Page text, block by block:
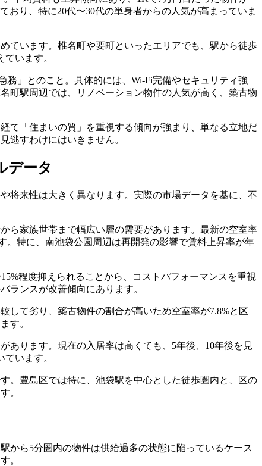
り、特に20代〜30代の単身者からの人気が高まっていま
ています。椎名町や要町といったエリアでも、駅から徒歩
います。
」とのこと。具体的には、Wi-Fi完備やセキュリティ強
町駅周辺では、リノベーション物件の人気が高く、築古物
て「住まいの質」を重視する傾向が強まり、単なる立地だ
逃すわけにはいきません。
データ
将来性は大きく異なります。実際の市場データを基に、不
ら家族世帯まで幅広い層の需要があります。最新の空室率
。特に、南池袋公園周辺は再開発の影響で賃料上昇率が年
程度抑えられることから、コストパフォーマンスを重視
ランスが改善傾向にあります。
して劣り、築古物件の割合が高いため空室率が7.8%と区
す。
あります。現在の入居率は高くても、5年後、10年後を見
います。
。豊島区では特に、池袋駅を中心とした徒歩圏内と、区の
。
から5分圏内の物件は供給過多の状態に陥っているケース
。